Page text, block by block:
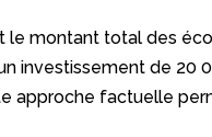
le montant total des
investissement de 20
approche factuelle